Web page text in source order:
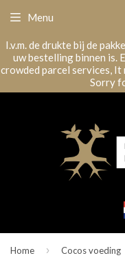
I.v.m. de drukte bij de
uw bestelling binnen is.
crowded parcel services,
Sorry
Menu
Home › Cocos voeding